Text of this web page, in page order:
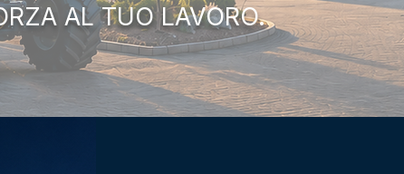
AL TUO LAVORO.